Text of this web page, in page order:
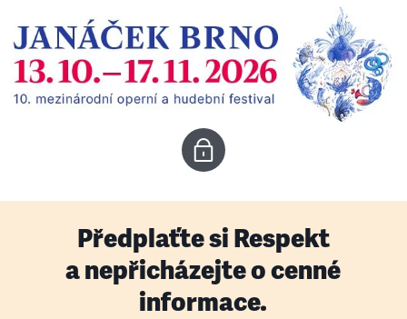
Předplaťte si Respekt
a nepřicházejte o cenné
informace.